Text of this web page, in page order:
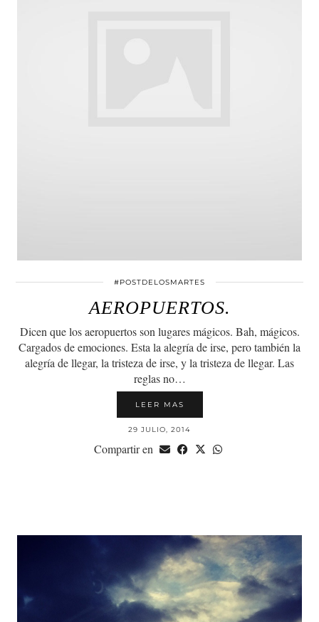
#POSTDELOSMARTES
AEROPUERTOS.
Dicen que los aeropuertos son lugares mágicos. Bah, mágicos.
Cargados de emociones. Esta la alegría de irse, pero también la
alegría de llegar, la tristeza de irse, y la tristeza de llegar. Las
reglas no…
LEER MAS
29 JULIO, 2014
Compartir en